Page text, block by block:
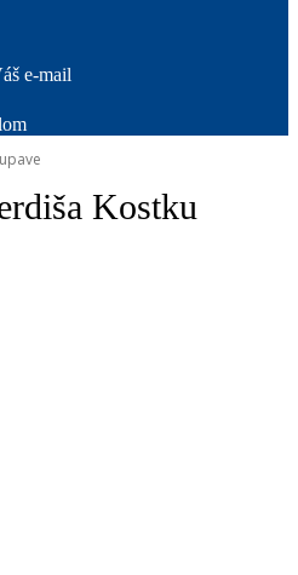
e-mail
Kostku